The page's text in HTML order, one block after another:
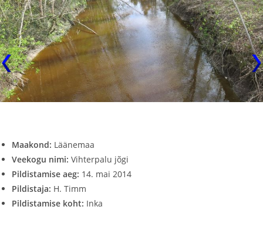
Maakond: Läänemaa
Veekogu nimi: Vihterpalu jõgi
Pildistamise aeg: 14. mai 2014
Pildistaja: H. Timm
Pildistamise koht: Inka